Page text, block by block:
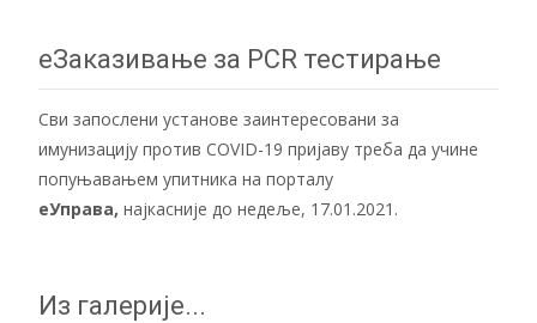
еЗаказивање за PCR тестирање
Сви запослени установе заинтересовани за
имунизацију против COVID-19 пријаву треба да учине
попуњавањем упитника на порталу
еУправа, најкасније до недеље, 17.01.2021.
Из галерије...